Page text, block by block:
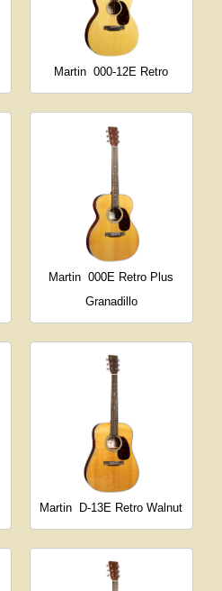
Martin 000-12E Retro
Martin 000E Retro Plus
Granadillo
Martin D-13E Retro Walnut